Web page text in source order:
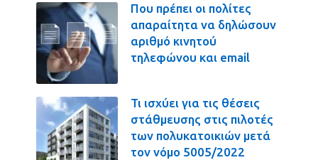
Που πρέπει οι πολίτες
απαραίτητα να δηλώσουν
αριθμό κινητού
τηλεφώνου και email
Τι ισχύει για τις θέσεις
στάθμευσης στις πιλοτές
των πολυκατοικιών μετά
τον νόμο 5005/2022